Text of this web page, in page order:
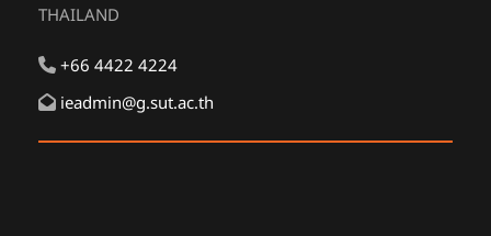
THAILAND
+66 4422 4224
ieadmin@g.sut.ac.th